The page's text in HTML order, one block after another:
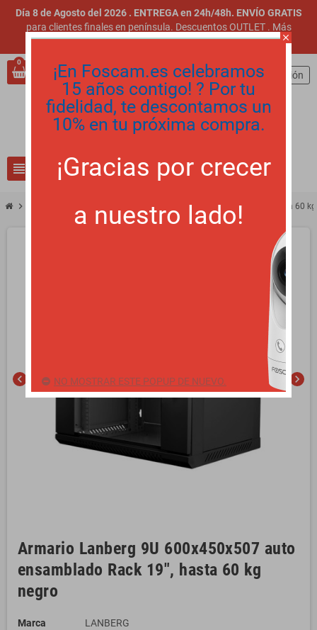
Día 8 de Agosto del 2026 . ENTREGA en 24h/48h. ENVÍO GRATIS
para clientes finales en península. Descuentos OUTLET . Más
información.
0
view_headline search
personIniciar sesión
chevron_right Armario Lanberg 9U 600x450x507 auto ensamblado Rack 19", hasta 60
chevron_left chevron_right
Armario Lanberg 9U 600x450x507 auto
ensamblado Rack 19", hasta 60 kg
negro
Marca
LANBERG
close
¡En Foscam.es celebramos
15 años contigo! ? Por tu
fidelidad, te descontamos un
10% en tu próxima compra.
¡Gracias por crecer
a nuestro lado!
NO MOSTRAR ESTE POPUP DE NUEVO.